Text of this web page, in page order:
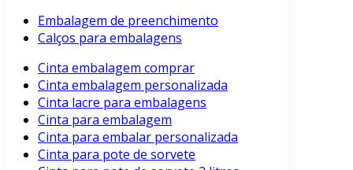
Embalagem de preenchimento
Calços para embalagens
Cinta embalagem comprar
Cinta embalagem personalizada
Cinta lacre para embalagens
Cinta para embalagem
Cinta para embalar personalizada
Cinta para pote de sorvete